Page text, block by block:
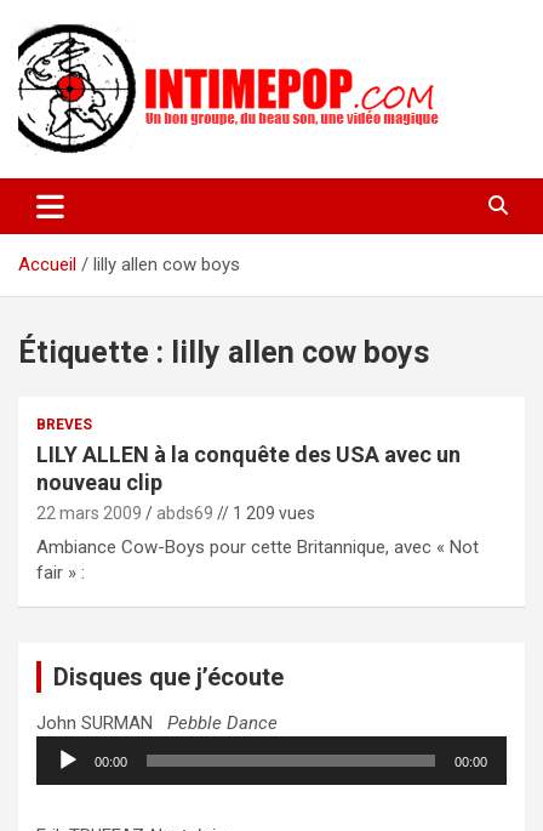
contenu
intimepop.com
actuelles pop rock, post-rock, indé sur Lyon. rock pop concert
lyon
Accueil
lilly allen cow boys
Étiquette : lilly allen cow boys
BREVES
LILY ALLEN à la conquête des USA avec un
nouveau clip
22 mars 2009 abds69 // 1 209 vues
Ambiance Cow-Boys pour cette Britannique, avec « Not
fair » :
Disques que j’écoute
John SURMAN Pebble Dance
Lecteur
audio
00:00 00:00